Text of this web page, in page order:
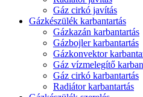
Gáz cirkó javítás
Gázkészülék karbantartás
Gázkazán karbantartás
Gázbojler karbantartás
Gázkonvektor
Gáz vízmelegítő
Gáz cirkó karbantartás
Radiátor karbantartás